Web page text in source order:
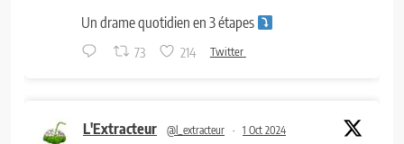
Un drame quotidien en 3 étapes
73 214 Twitter
L'Extracteur @l_extracteur · 1 Oct 2024